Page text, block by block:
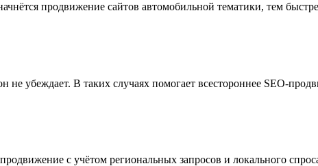
продвижение сайтов автомобильной тематики, тем
не убеждает. В таких случаях помогает всестороннее SEO-
с учётом региональных запросов и локального